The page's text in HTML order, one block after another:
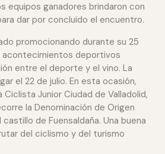
equipos ganadores brindaron con
dar por concluido el encuentro.
promocionando durante su 25
acontecimientos deportivos
entre el deporte y el vino. La
el 22 de julio. En esta ocasión,
Junior Ciudad de Valladolid,
la Denominación de Origen
de Fuensaldaña. Una buena
del ciclismo y del turismo